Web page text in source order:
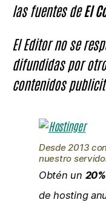
las fuentes deEl
El Editor no se
difundidas por
contenidos
Desde 2013
nuestro
Obtén un
de hosting